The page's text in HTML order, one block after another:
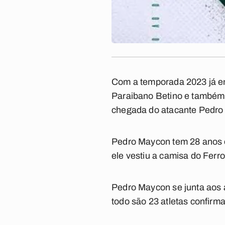
Com a temporada 2023 já
Paraibano Betinoe
chegada do atacante
Pedro Maycon tem 28
ele vestiu a camisa do
Pedro Maycon se junta
todo são 23 atletas